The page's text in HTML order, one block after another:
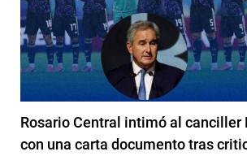
Rosario Central intimó al canciller
con una carta documento tras